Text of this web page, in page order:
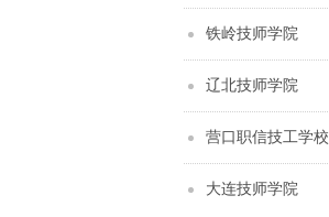
铁岭技师学院
辽北技师学院
营口职信技工学校
大连技师学院